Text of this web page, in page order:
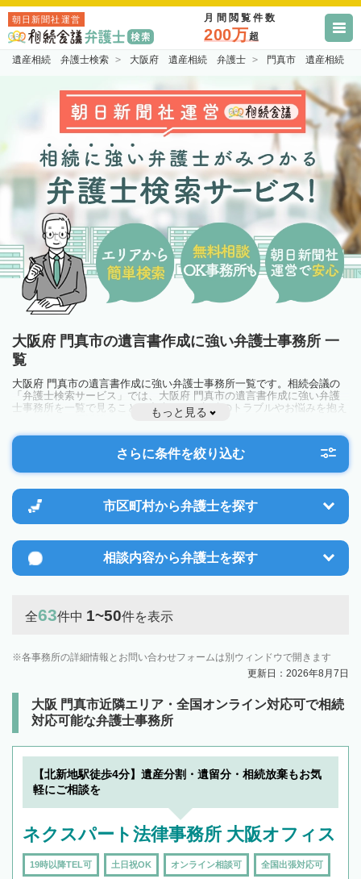
朝日新聞社運営 月間閲覧件数
200万超
遺産相続 弁護士検索 大阪府 遺産相続 弁護士 門真市 遺産相続
大阪府 門真市の遺言書作成に強い弁護士事務所 一
覧
大阪府 門真市の遺言書作成に強い弁護士事務所一覧です。相続会議の
「弁護士検索サービス」では、大阪府 門真市の遺言書作成に強い弁護
士事務所を一覧で見ることが出来ます。相続のトラブルやお悩みを抱え
ている方は一度近隣の弁護士に相談してみましょう。
もっと見る
さらに条件を絞り込む
市区町村から弁護士を探す
相談内容から弁護士を探す
全63件中 1~50件を表示
各事務所の詳細情報とお問い合わせフォームは別ウィンドウで開きます
更新日：2026年8月7日
大阪 門真市近隣エリア・全国オンライン対応可で相続
対応可能な弁護士事務所
【北新地駅徒歩4分】遺産分割・遺留分・相続放棄もお気
軽にご相談を
ネクスパート法律事務所 大阪オフィス
19時以降TEL可 土日祝OK オンライン相談可 全国出張対応可